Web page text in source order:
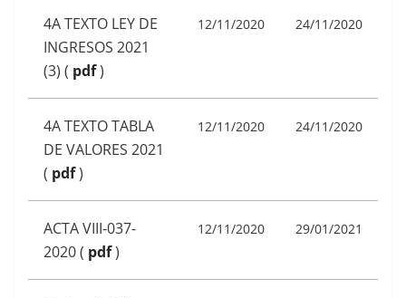
4A TEXTO LEY DE
INGRESOS 2021
(3) ( pdf)
12/11/2020 24/11/2020
4A TEXTO TABLA
DE VALORES 2021
( pdf)
12/11/2020 24/11/2020
ACTA VIII-037-
2020( pdf)
12/11/2020 29/01/2021